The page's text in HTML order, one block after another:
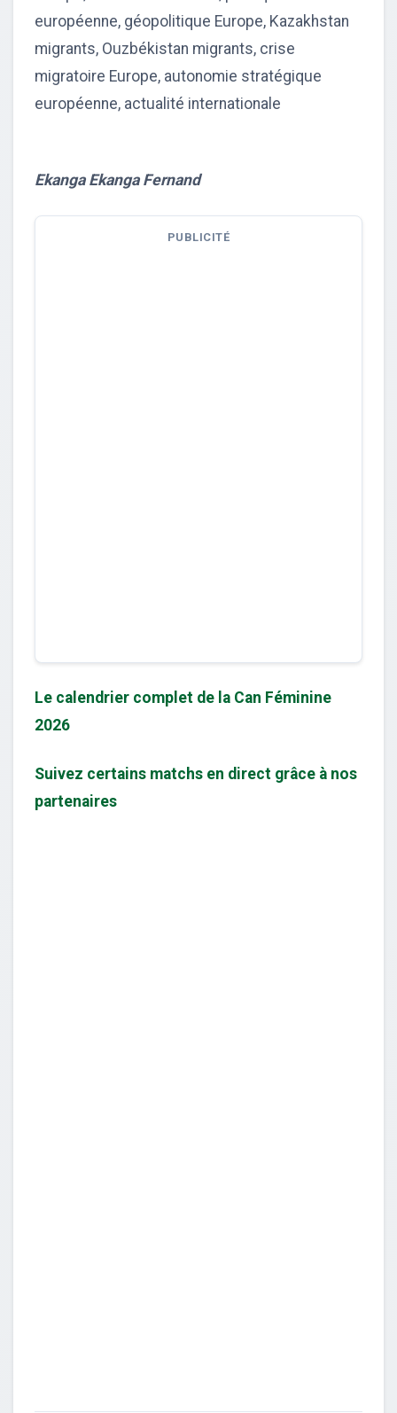
européenne, géopolitique Europe, Kazakhstan
migrants, Ouzbékistan migrants, crise
migratoire Europe, autonomie stratégique
européenne, actualité internationale
Ekanga Ekanga Fernand
PUBLICITÉ
Le calendrier complet de la Can Féminine
2026
Suivez certains matchs en direct grâce à nos
partenaires